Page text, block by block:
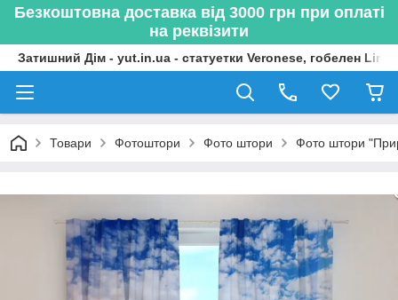
Безкоштовна доставка від 3000 грн при оплаті
на реквізити
Затишний Дім - yut.in.ua - статуетки Veronese, гобелен
Товари Фотоштори Фото штори Фото штори